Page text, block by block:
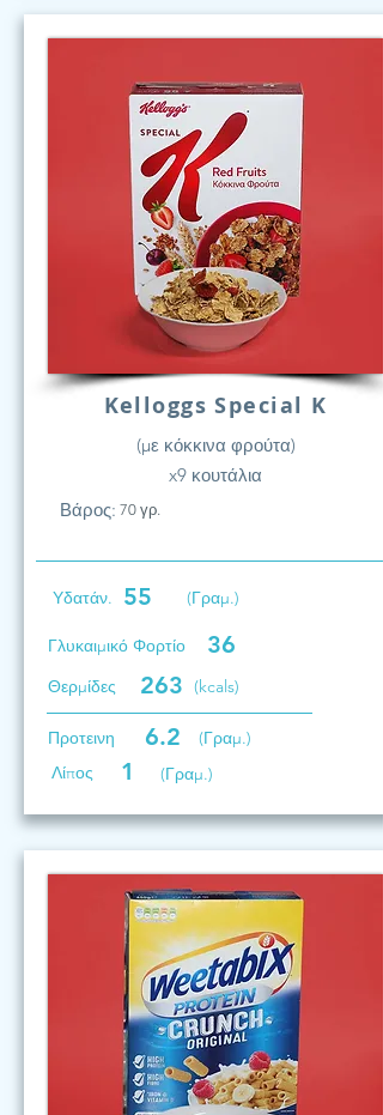
Kelloggs Special K
(με κόκκινα φρούτα)
x9 κουτάλια
Βάρος: 70 γρ.
Υδατάν. 55 (Γραμ.)
Γλυκαιμικό Φορτίο 36
Θερμίδες 263 (kcals)
Προτεινη 6.2
(Γραμ.)
Λίπος
1 (Γραμ.)